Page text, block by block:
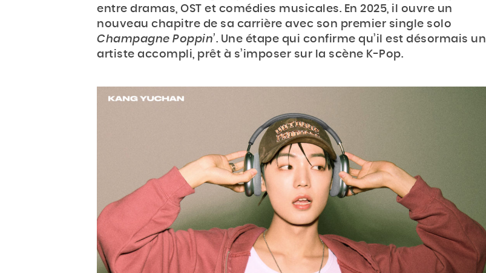
entre dramas, OST et comédies musicales. En 2025, il ouvre un
nouveau chapitre de sa carrière avec son premier single solo
Champagne Poppin’. Une étape qui confirme qu’il est désormais un
artiste accompli, prêt à s’imposer sur la scène K-Pop.